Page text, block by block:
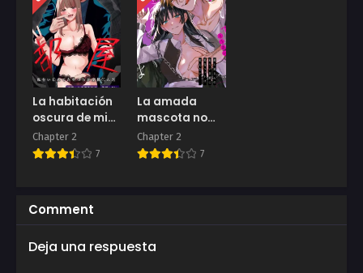
La habitación
oscura de mi
novio
Chapter 2
7
La amada
mascota no
puede
resistirse al
Chapter 2
7
Comment
Deja una respuesta